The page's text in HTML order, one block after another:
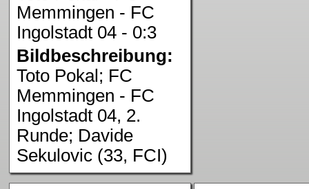
Memmingen - FC
Ingolstadt 04 - 0:3
Bildbeschreibung:
Toto Pokal; FC
Memmingen - FC
Ingolstadt 04, 2.
Runde; Davide
Sekulovic (33, FCI)